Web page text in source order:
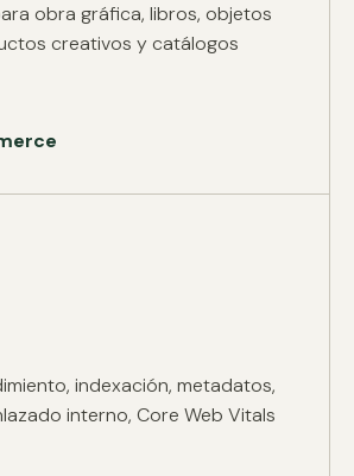
obra gráfica, libros, objetos
creativos y catálogos
indexación, metadatos,
interno, Core Web Vitals